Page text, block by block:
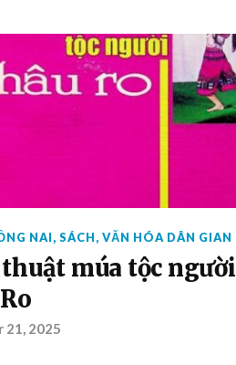
NAI, SÁCH, VĂN HÓA DÂN GIAN
múa tộc người
21, 2025